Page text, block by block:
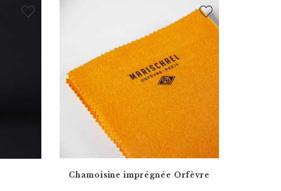
Chamoisine imprégnée Orfèvre